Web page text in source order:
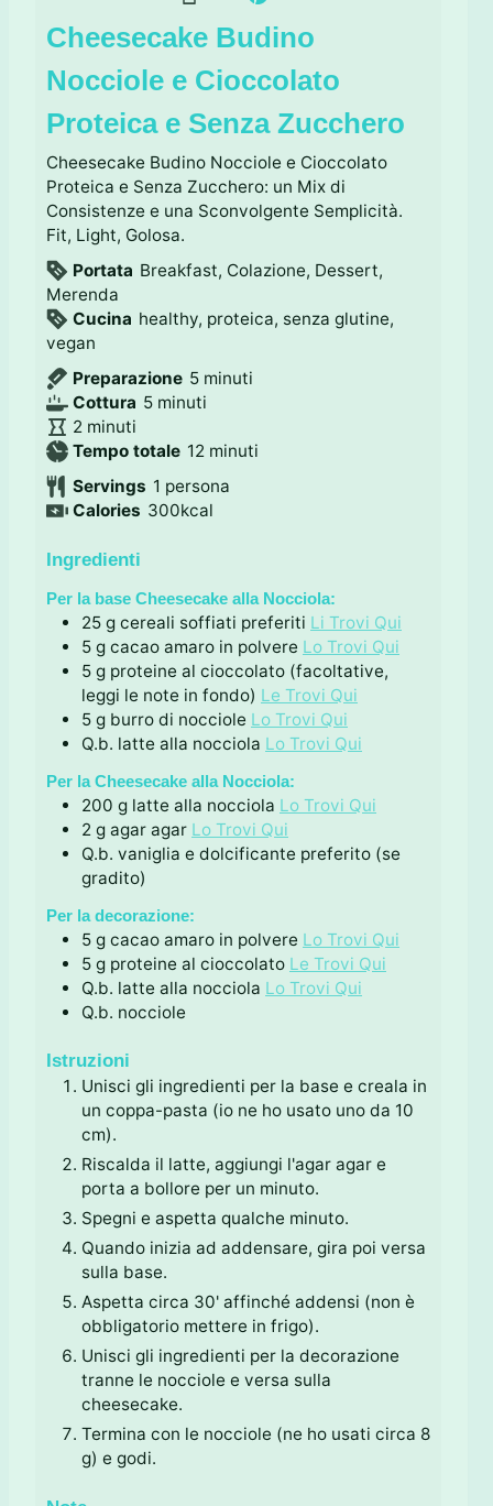
Cheesecake Budino
Nocciole e Cioccolato
Proteica e Senza Zucchero
Cheesecake Budino Nocciole e Cioccolato
Proteica e Senza Zucchero: un Mix di
Consistenze e una Sconvolgente Semplicità.
Fit, Light, Golosa.
Portata Breakfast, Colazione, Dessert,
Merenda
Cucina healthy, proteica, senza glutine,
vegan
Preparazione 5m
i
u
i
minuti
Cottura 5m
n
u
t
i
minuti
2m
i
u
t
minuti
Tempo totale 12m
n
u
minuti
Servings 1 persona
Calories 300kcal
Ingredienti
Per la base Cheesecake alla Nocciola:
25 g cereali soffiati preferiti Li Trovi Qui
5 g cacao amaro in polvere Lo Trovi Qui
5 g proteine al cioccolato (facoltative,
leggi le note in fondo) Le Trovi Qui
5 g burro di nocciole Lo Trovi Qui
Q.b. latte alla nocciola Lo Trovi Qui
Per la Cheesecake alla Nocciola:
200 g latte alla nocciola Lo Trovi Qui
2 g agar agar Lo Trovi Qui
Q.b. vaniglia e dolcificante preferito (se
gradito)
Per la decorazione:
5 g cacao amaro in polvere Lo Trovi Qui
5 g proteine al cioccolato Le Trovi Qui
Q.b. latte alla nocciola Lo Trovi Qui
Q.b. nocciole
Istruzioni
Unisci gli ingredienti per la base e creala in
un coppa-pasta (io ne ho usato uno da 10
cm).
Riscalda il latte, aggiungi l'agar agar e
porta a bollore per un minuto.
Spegni e aspetta qualche minuto.
Quando inizia ad addensare, gira poi versa
sulla base.
Aspetta circa 30' affinché addensi (non è
obbligatorio mettere in frigo).
Unisci gli ingredienti per la decorazione
tranne le nocciole e versa sulla
cheesecake.
Termina con le nocciole (ne ho usati circa 8
g) e godi.